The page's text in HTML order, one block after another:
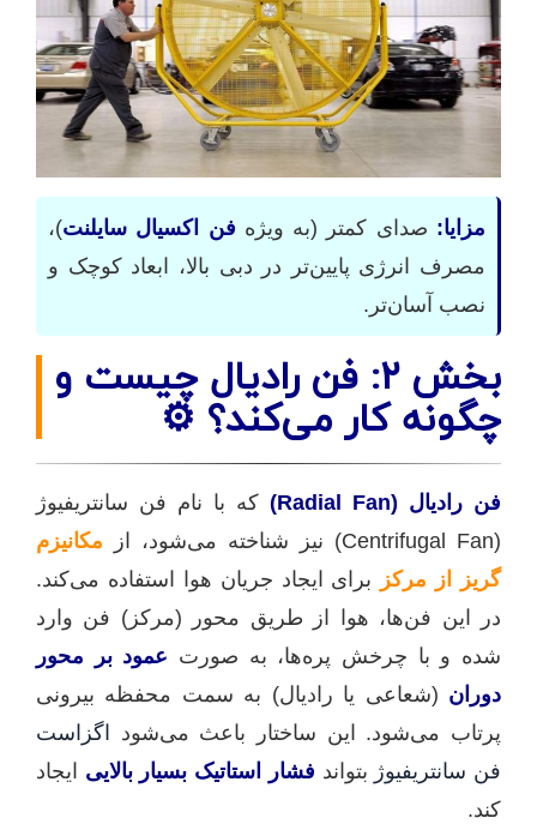
مزایا: صدای کمتر (به ویژه فن اکسیال سایلنت)،
مصرف انرژی پایین‌تر در دبی بالا، ابعاد کوچک و
نصب آسان‌تر.
بخش ۲: فن رادیال چیست و
چگونه کار می‌کند؟ ⚙️
فن رادیال (Radial Fan)
که با نام فن سانتریفیوژ
(Centrifugal Fan) نیز شناخته می‌شود، از
مکانیزم
گریز از مرکز
برای ایجاد جریان هوا استفاده می‌کند.
در این فن‌ها، هوا از طریق محور (مرکز) فن وارد
شده و با چرخش پره‌ها، به صورت عمود بر محور
دوران (شعاعی یا رادیال) به سمت محفظه بیرونی
پرتاب می‌شود. این ساختار باعث می‌شود اگزاست
فن سانتریفیوژ بتواند فشار استاتیک بسیار بالایی ایجاد
کند.